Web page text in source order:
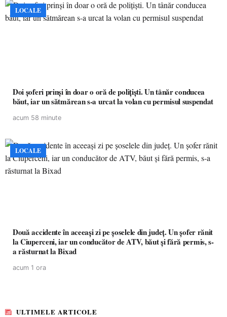
LOCALE
Doi șoferi prinși în doar o oră de polițiști. Un tânăr conducea
băut, iar un sătmărean s-a urcat la volan cu permisul suspendat
acum 58 minute
LOCALE
Două accidente în aceeași zi pe șoselele din județ. Un șofer rănit
la Ciuperceni, iar un conducător de ATV, băut și fără permis, s-
a răsturnat la Bixad
acum 1 ora
ULTIMELE ARTICOLE